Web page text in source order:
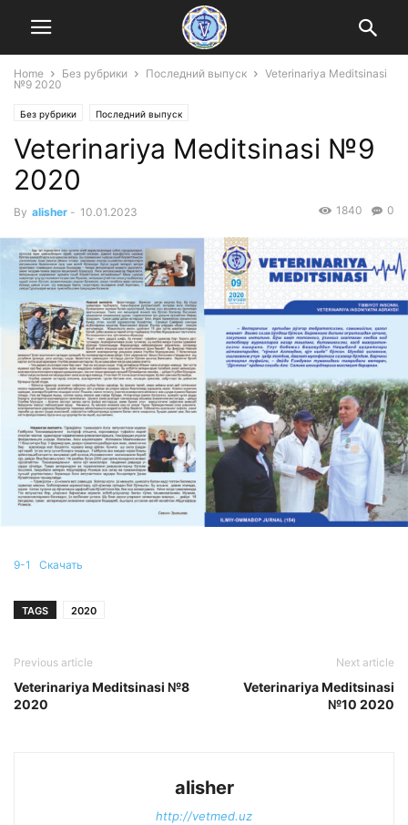
Home Без рубрики Последний выпуск
Veterinariya Meditsinasi
№9 2020
Без рубрики Последний выпуск
Veterinariya Meditsinasi №9
2020
By alisher - 10.01.2023 0
1840
9-1 Скачать
TAGS 2020
Previous article
Veterinariya Meditsinasi №8
2020
Next article
Veterinariya Meditsinasi
№10 2020
alisher
http://vetmed.uz